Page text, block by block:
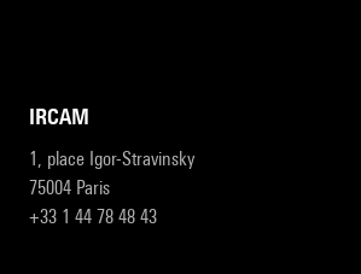
IRCAM
1, place Igor-Stravinsky
75004 Paris
+33 1 44 78 48 43